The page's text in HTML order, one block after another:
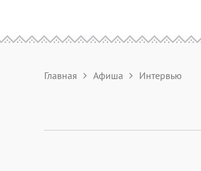
Главная Афиша Интервью